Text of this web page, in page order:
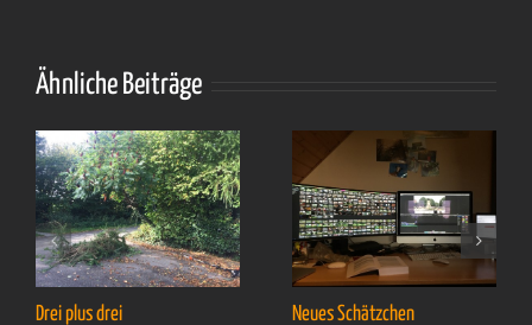
Ähnliche Beiträge
Drei plus drei Neues Schätzchen